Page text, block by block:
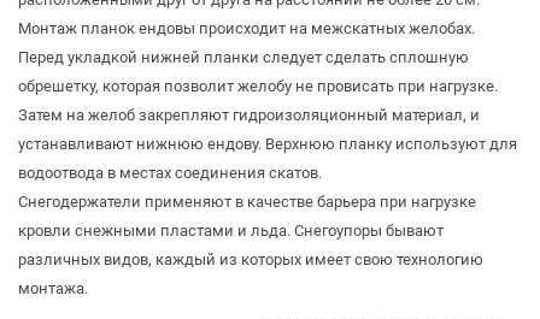
Монтаж планок ендовы происходит на межскатных желобах.
Перед укладкой нижней планки следует сделать сплошную
обрешетку, которая позволит желобу не провисать при нагрузке.
Затем на желоб закрепляют гидроизоляционный материал, и
устанавливают нижнюю ендову. Верхнюю планку используют для
водоотвода в местах соединения скатов.
Снегодержатели применяют в качестве барьера при нагрузке
кровли снежными пластами и льда. Снегоупоры бывают
различных видов, каждый из которых имеет свою технологию
монтажа.